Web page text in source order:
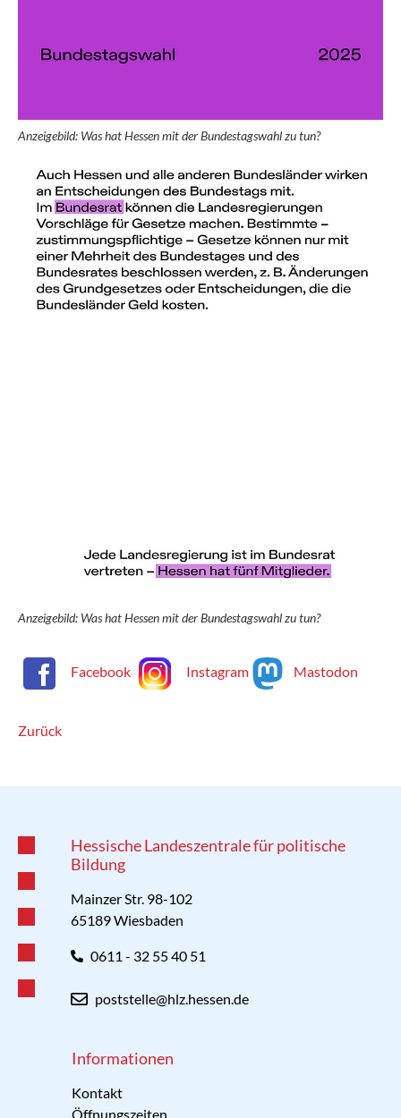
Anzeigebild: Was hat Hessen mit der Bundestagswahl zu tun?
Anzeigebild: Was hat Hessen mit der Bundestagswahl zu tun?
Facebook Instagram Mastodon
Zurück
Hessische Landeszentrale für politische
Bildung
Mainzer Str. 98-102
65189 Wiesbaden
0611 - 32 55 40 51
poststelle@hlz.hessen.de
Informationen
Kontakt
Öffnungszeiten